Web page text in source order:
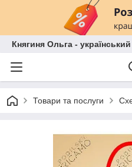
Княгиня Ольга -
Товари та послуги